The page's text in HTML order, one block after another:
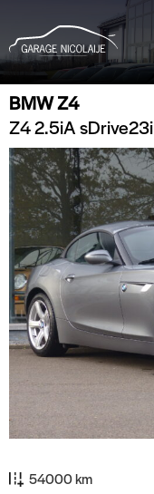
BMW Z4
Z4 2.5iA sDrive23i
54000 km